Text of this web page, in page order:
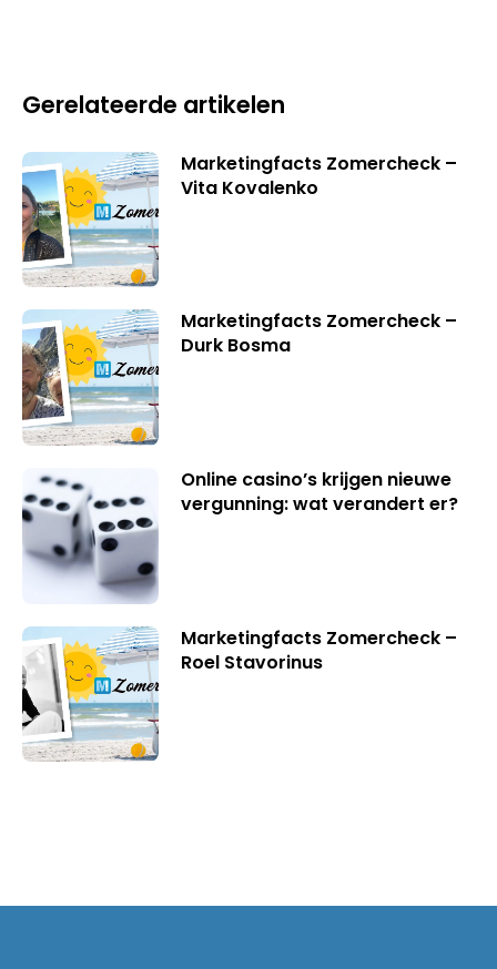
Gerelateerde artikelen
Marketingfacts Zomercheck –
Vita Kovalenko
Marketingfacts Zomercheck –
Durk Bosma
Online casino’s krijgen nieuwe
vergunning: wat verandert er?
Marketingfacts Zomercheck –
Roel Stavorinus